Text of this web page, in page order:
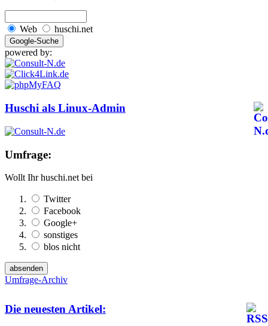
Web huschi.net
powered by:
Huschi als Linux-Admin
Umfrage:
Wollt Ihr huschi.net bei
Twitter
Facebook
Google+
sonstiges
blos nicht
Umfrage-Archiv
Die neuesten Artikel: